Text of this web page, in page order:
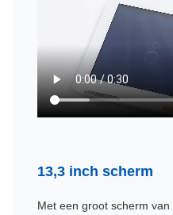
13,3 inch scherm
Met een groot scherm